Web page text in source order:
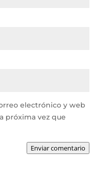
electrónico y web
próxima vez que
Enviar comentario